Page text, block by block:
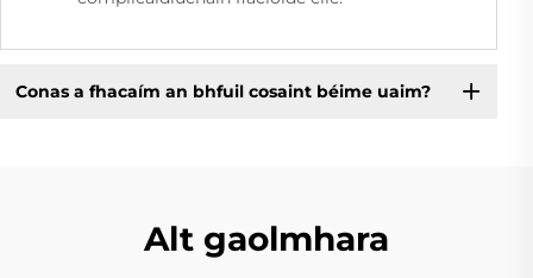
Conas a fhacaím an bhfuil cosaint béime uaim?
Alt gaolmhara